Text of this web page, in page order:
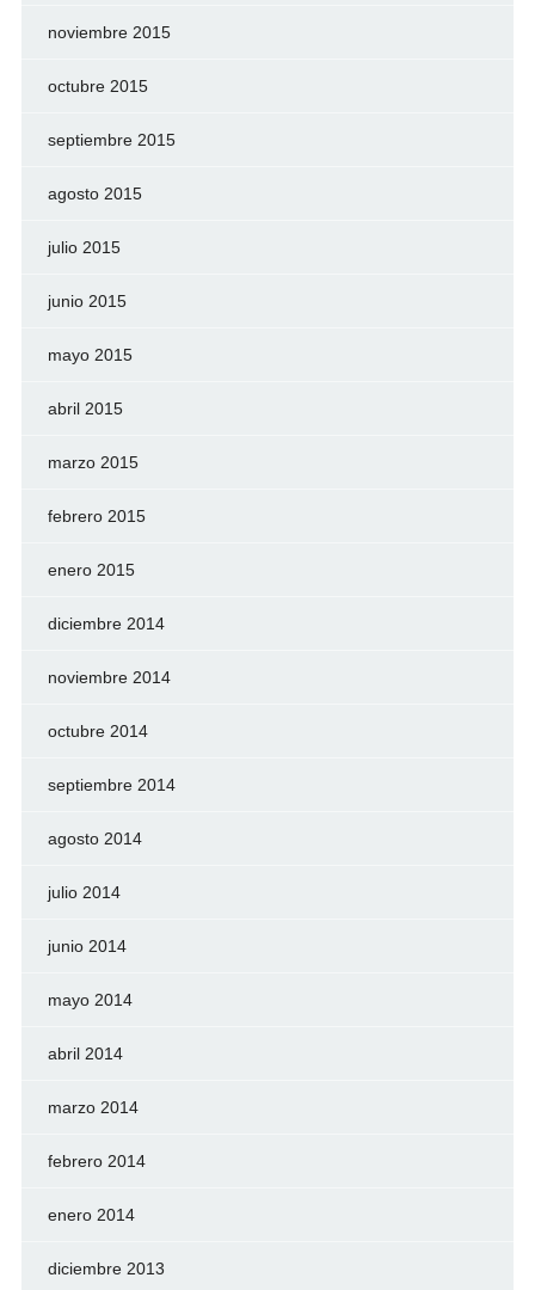
noviembre 2015
octubre 2015
septiembre 2015
agosto 2015
julio 2015
junio 2015
mayo 2015
abril 2015
marzo 2015
febrero 2015
enero 2015
diciembre 2014
noviembre 2014
octubre 2014
septiembre 2014
agosto 2014
julio 2014
junio 2014
mayo 2014
abril 2014
marzo 2014
febrero 2014
enero 2014
diciembre 2013